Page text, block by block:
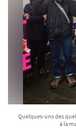
Quelques-uns des
à la